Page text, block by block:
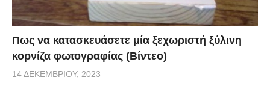
Πως να κατασκευάσετε μία ξεχωριστή ξύλινη
κορνίζα φωτογραφίας (Βίντεο)
14 ΔΕΚΕΜΒΡΊΟΥ, 2023